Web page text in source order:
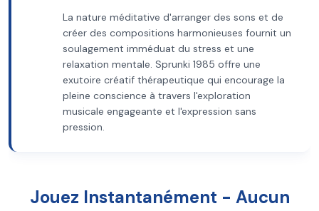
La nature méditative d'arranger des sons et de
créer des compositions harmonieuses fournit un
soulagement imméduat du stress et une
relaxation mentale. Sprunki 1985 offre une
exutoire créatif thérapeutique qui encourage la
pleine conscience à travers l'exploration
musicale engageante et l'expression sans
pression.
Jouez Instantanément - Aucun